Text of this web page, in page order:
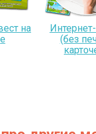
на
(без